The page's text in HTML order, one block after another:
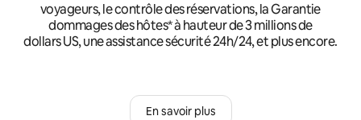
voyageurs, le contrôle des réservations, la Garantie
dommages des hôtes* à hauteur de 3 millions de
dollars US, une assistance sécurité 24h/24, et plus encore.
En savoir plus